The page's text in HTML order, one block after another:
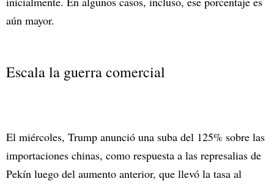
aún mayor.
Escala la guerra comercial
El miércoles, Trump anunció una suba del 125% sobre las
importaciones chinas, como respuesta a las represalias de
Pekín luego del aumento anterior, que llevó la tasa al